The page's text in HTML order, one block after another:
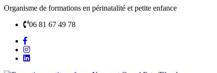
Organisme de formations en périnatalité et petite enfance
06 81 67 49 78